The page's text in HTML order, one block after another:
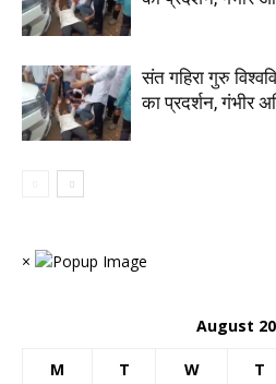
संत गहिरा गुरु
का प्रदर्शन, गंभीर
×
August
M T W T